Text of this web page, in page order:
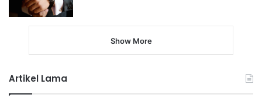
Show More
Artikel Lama